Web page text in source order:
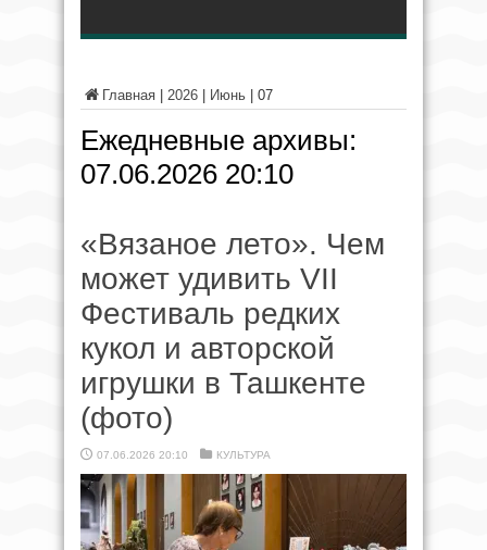
Главная 2026 Июнь 07
Ежедневные архивы:
07.06.2026 20:10
«Вязаное лето». Чем
может удивить VII
Фестиваль редких
кукол и авторской
игрушки в Ташкенте
(фото)
07.06.2026 20:10 КУЛЬТУРА